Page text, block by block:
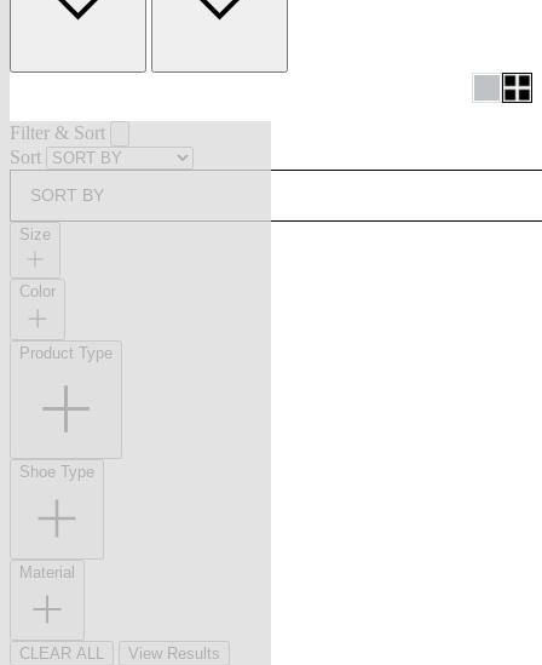
Filter & Sort
Sort
SORT BY
Size
Color
Product Type
Shoe Type
Material
CLEAR ALL View Results